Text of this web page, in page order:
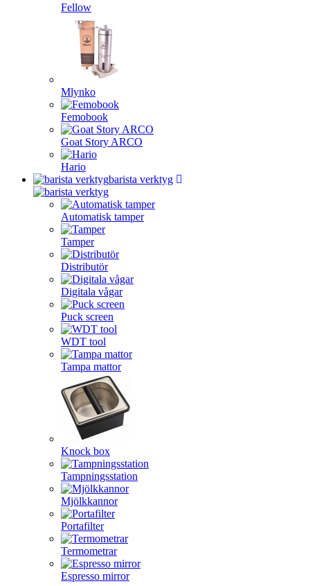
Fellow
Mlynko
Femobook
Goat Story ARCO
Hario
barista verktyg
Automatisk tamper
Tamper
Distributör
Digitala vågar
Puck screen
WDT tool
Tampa mattor
Knock box
Tampningsstation
Mjölkkannor
Portafilter
Termometrar
Espresso mirror